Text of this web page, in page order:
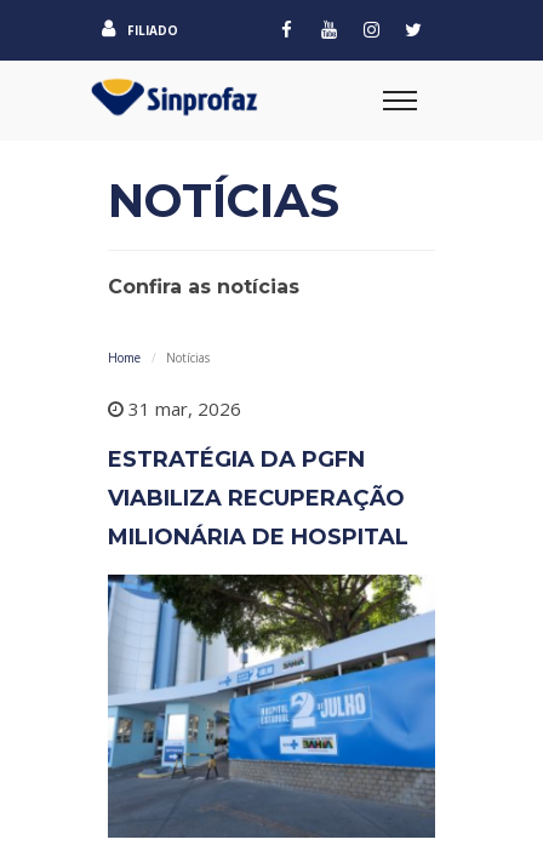
FILIADO
NOTÍCIAS
Confira as notícias
Home Notícias
31 mar, 2026
ESTRATÉGIA DA PGFN
VIABILIZA RECUPERAÇÃO
MILIONÁRIA DE HOSPITAL